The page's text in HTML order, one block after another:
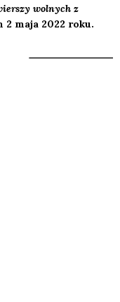
wolnych z
maja 2022 roku.